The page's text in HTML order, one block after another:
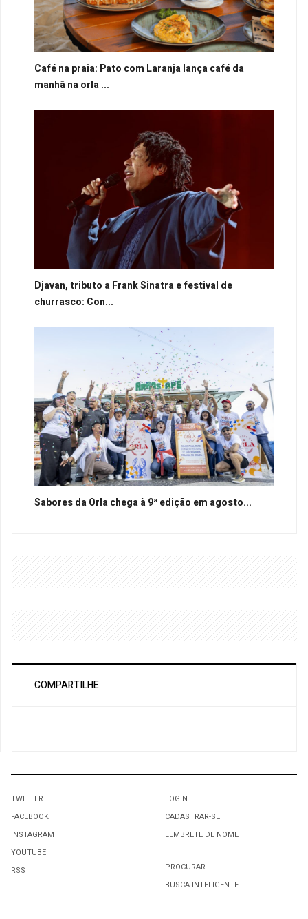
Café na praia: Pato com Laranja lança café da
manhã na orla ...
Djavan, tributo a Frank Sinatra e festival de
churrasco: Con...
Sabores da Orla chega à 9ª edição em agosto...
COMPARTILHE
TWITTER
FACEBOOK
INSTAGRAM
YOUTUBE
RSS
LOGIN
CADASTRAR-SE
LEMBRETE DE NOME
PROCURAR
BUSCA INTELIGENTE